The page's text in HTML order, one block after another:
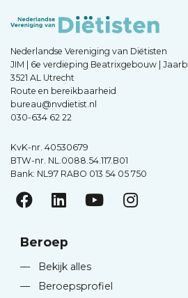
Nederlandse Vereniging van Diëtisten
JIM | 6e verdieping Beatrixgebouw |
3521 AL Utrecht
Route en bereikbaarheid
bureau@nvdietist.nl
030-634 62 22
KvK-nr. 40530679
BTW-nr. NL.0088.54.117.B01
Bank: NL97 RABO 013 54 05 750
Beroep
—
Bekijk alles
—
Beroepsprofiel